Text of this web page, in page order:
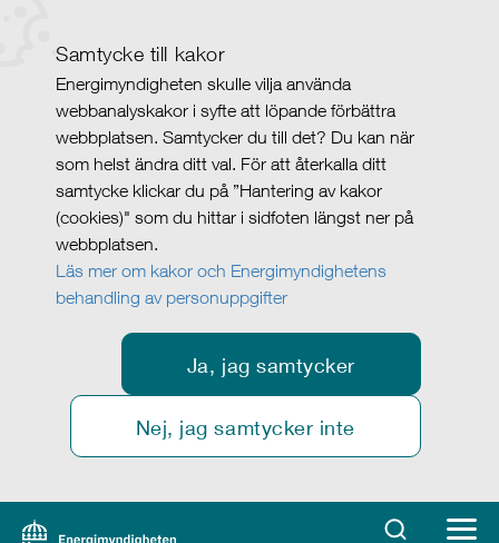
Samtycke till kakor
Energimyndigheten skulle vilja använda
webbanalyskakor i syfte att löpande förbättra
webbplatsen. Samtycker du till det? Du kan när
som helst ändra ditt val. För att återkalla ditt
samtycke klickar du på ”Hantering av kakor
(cookies)" som du hittar i sidfoten längst ner på
webbplatsen.
Läs mer om kakor och Energimyndighetens
behandling av personuppgifter
Ja, jag samtycker
Nej, jag samtycker inte